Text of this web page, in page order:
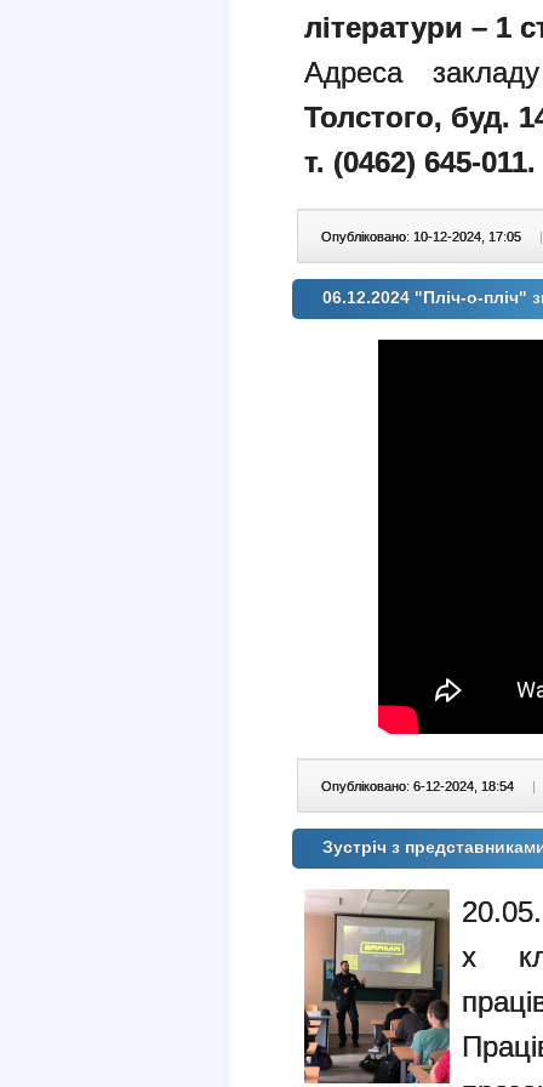
літератури – 1
Адреса
Толстого, буд.
т. (0462) 645-011.
Опубліковано: 10-12-2024, 17:05 |
06.12.2024 "Пліч-о-пліч"
Опубліковано: 6-12-2024, 18:54 |
Зустріч з представниками
х